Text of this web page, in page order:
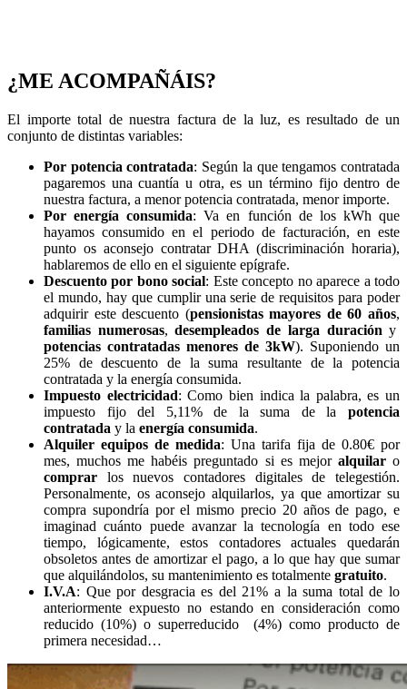
¿ME ACOMPAÑÁIS?
El importe total de nuestra factura de la luz, es resultado de un
conjunto de distintas variables:
Por potencia contratada: Según la que tengamos contratada
pagaremos una cuantía u otra, es un término fijo dentro de
nuestra factura, a menor potencia contratada, menor importe.
Por energía consumida: Va en función de los kWh que
hayamos consumido en el periodo de facturación, en este
punto os aconsejo contratar DHA (discriminación horaria),
hablaremos de ello en el siguiente epígrafe.
Descuento por bono social: Este concepto no aparece a todo
el mundo, hay que cumplir una serie de requisitos para poder
adquirir este descuento (pensionistas mayores de 60 años,
familias numerosas,desempleados de larga duración y
potencias contratadas menores de 3kW). Suponiendo un
25% de descuento de la suma resultante de la potencia
contratada y la energía consumida.
Impuesto electricidad: Como bien indica la palabra, es un
impuesto fijo del 5,11% de la suma de la potencia
contratada y la energía consumida.
Alquiler equipos de medida: Una tarifa fija de 0.80€ por
mes, muchos me habéis preguntado si es mejor alquilaro
comprar los nuevos contadores digitales de telegestión.
Personalmente, os aconsejo alquilarlos, ya que amortizar su
compra supondría por el mismo precio 20 años de pago, e
imaginad cuánto puede avanzar la tecnología en todo ese
tiempo, lógicamente, estos contadores actuales quedarán
obsoletos antes de amortizar el pago, a lo que hay que sumar
que alquilándolos, su mantenimiento es totalmente gratuito.
I.V.A: Que por desgracia es del 21% a la suma total de lo
anteriormente expuesto no estando en consideración como
reducido (10%) o superreducido (4%) como producto de
primera necesidad…